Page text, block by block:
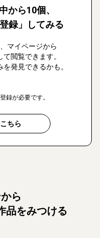
から10個、
録」してみる
マイページから
閲覧できます。
発見できるかも。
録が必要です。
ちら
ら
品をみつける